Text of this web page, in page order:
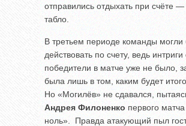
отправились отдыхать при счёте
табло.
В третьем периоде команды могли
действовать по счету, ведь интриги
победители в матче уже не было,
была лишь в том, каким будет
Но «Могилёв» не сдавался,
Андрея Филоненко первого
ноль». Правда атакующий пыл